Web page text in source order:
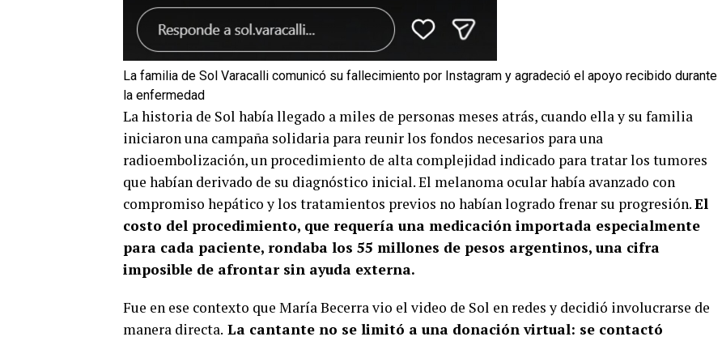
La familia de Sol Varacalli comunicó su fallecimiento por Instagram y agradeció el apoyo recibido durante
la enfermedad
La historia de Sol había llegado a miles de personas meses atrás, cuando ella y su familia
iniciaron una campaña solidaria para reunir los fondos necesarios para una
radioembolización, un procedimiento de alta complejidad indicado para tratar los tumores
que habían derivado de su diagnóstico inicial. El melanoma ocular había avanzado con
compromiso hepático y los tratamientos previos no habían logrado frenar su progresión.El
costo del procedimiento, que requería una medicación importada especialmente
para cada paciente, rondaba los 55 millones de pesos argentinos, una cifra
imposible de afrontar sin ayuda externa.
Fue en ese contexto que María Becerra vio el video de Sol en redes y decidió involucrarse de
manera directa. La cantante no se limitó a una donación virtual: se contactó